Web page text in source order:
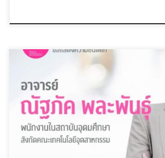
ขอแสดงความยินดีแก่ อาจารย์ณัฐภัค พละ
นุมัติแ […]